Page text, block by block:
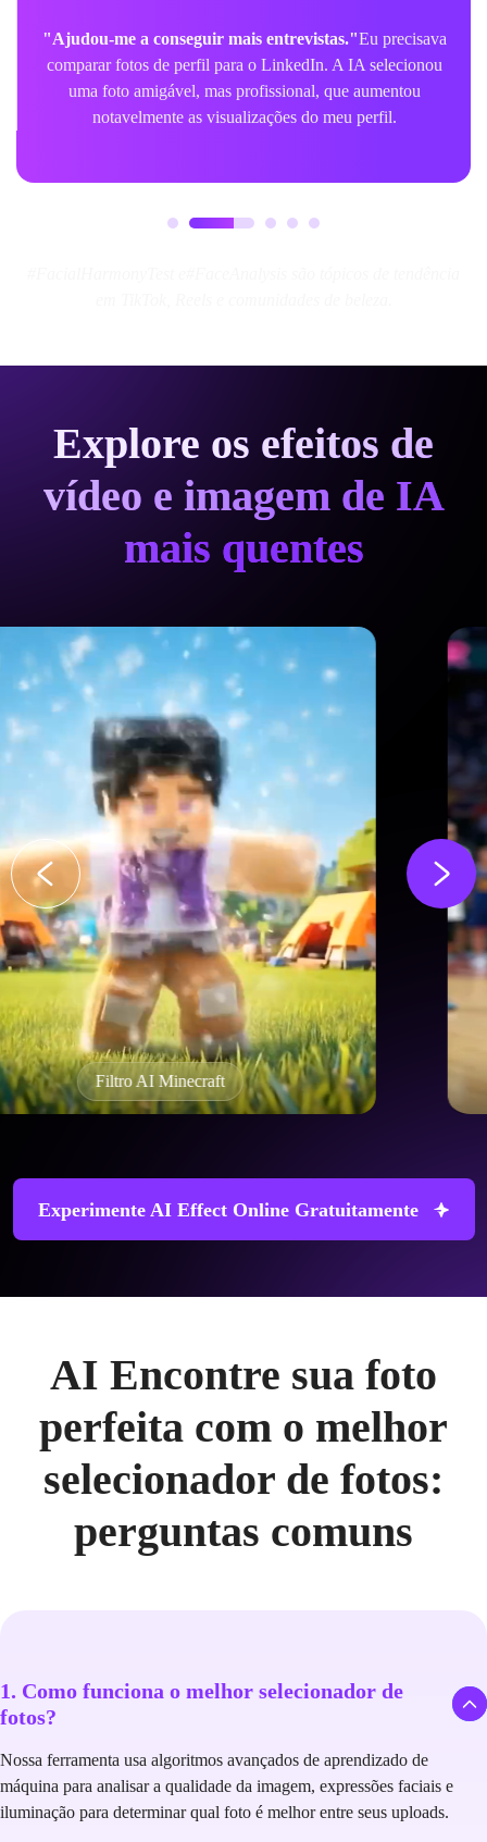
"Ajudou-me a conseguir mais entrevistas."Eu precisava
comparar fotos de perfil para o LinkedIn. A IA selecionou
uma foto amigável, mas profissional, que aumentou
notavelmente as visualizações do meu perfil.
Explore os efeitos de
vídeo e imagem de IA
mais quentes
Efeito twerking AI
Experimente AI Effect Online Gratuitamente
AI Encontre sua foto
perfeita com o melhor
selecionador de fotos:
perguntas comuns
1. Como funciona o melhor selecionador de
fotos?
Nossa ferramenta usa algoritmos avançados de aprendizado de
máquina para analisar a qualidade da imagem, expressões faciais e
iluminação para determinar qual foto é melhor entre seus uploads.